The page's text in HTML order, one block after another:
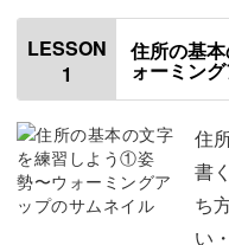
それを踏まえて、住所
の書き方をひとつひと
いろんな住所に対応で
ますよ◎
LESSON
1
住所の基
ォーミン
住
書
ち
い